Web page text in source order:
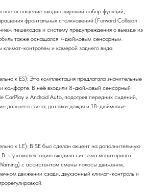
оснащение входил широкий набор функций,
фронтальных столкновений (Forward Collision
пешеходов и систему предупреждения о выезде из
также оснащался 7-дюймовым сенсорным
климат-контролем и камерой заднего вида.
к ES): Эта комплектация предлагала значительные
и комфорте. В неё входили 8-дюймовый сенсорный
CarPlay и Android Auto, подогрев передних сидений,
дальнего света, датчики дождя и 18-дюймовые
к LE): В SE был сделан акцент на дополнительную
эту комплектацию входила система мониторинга
с ассистентом смены полосы движения,
движении сзади, двухзонный климат-контроль и